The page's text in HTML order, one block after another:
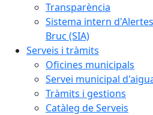
Transparència
Sistema intern
Bruc (SIA)
Serveis i tràmits
Oficines municipals
Servei municipal
Tràmits i gestions
Catàleg de Serveis